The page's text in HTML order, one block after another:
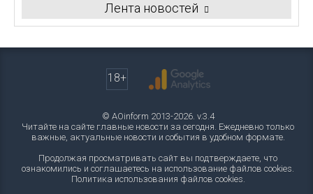
Лента новостей
18+
© AOinform 2013-2026. v.3.4
Читайте на сайте главные новости за сегодня. Ежедневно только
важные, актуальные новости и события в удобном формате.
Продолжая просматривать сайт вы подтверждаете, что
ознакомились и соглашаетесь на использование файлов cookies.
Политика использования файлов cookies.